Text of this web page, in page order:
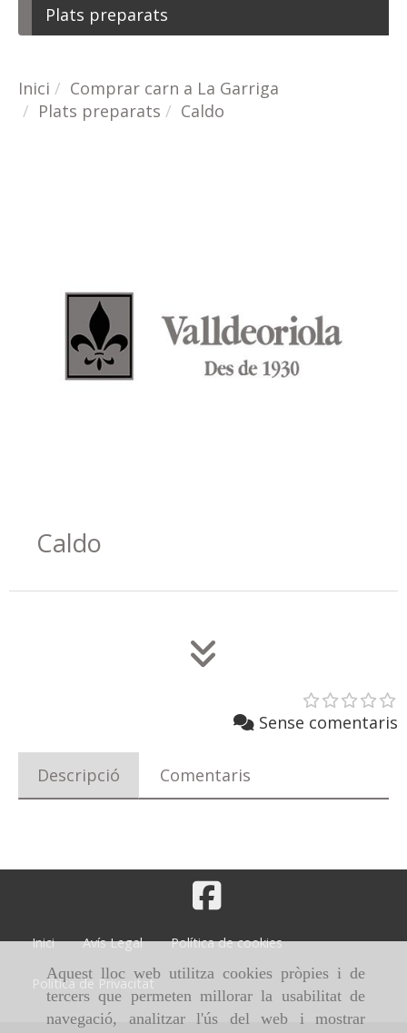
Aquest lloc web utilitza cookies pròpies i de
tercers que permeten millorar la usabilitat de
navegació, analitzar l'ús del web i mostrar
Plats preparats
Inici
Comprar carn a La Garriga
Plats preparats
Caldo
Caldo
Sense comentaris
Descripció Comentaris
Inici Avís Legal Política de cookies
Política de Privacitat